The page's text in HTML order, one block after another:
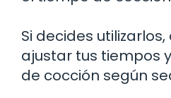
Si decides
ajustar tus tiempos
de cocción según